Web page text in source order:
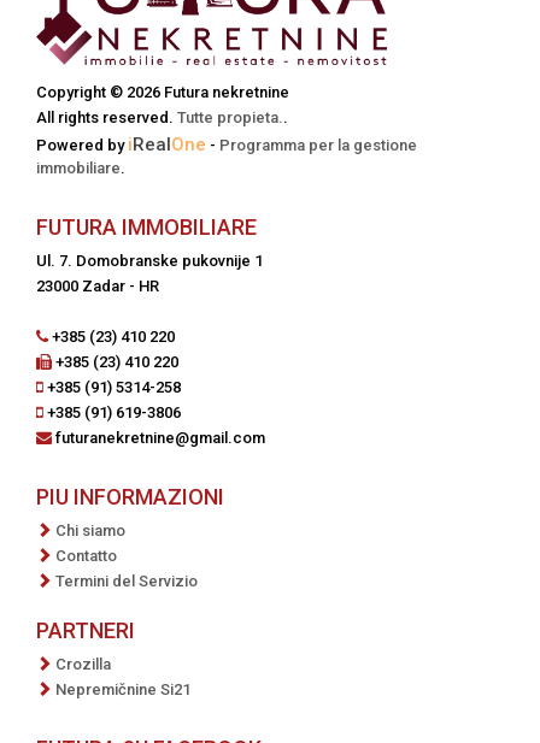
Copyright © 2026 Futura nekretnine
All rights reserved. Tutte propieta..
Powered by iRealOne - Programma per la gestione
immobiliare.
FUTURA IMMOBILIARE
Ul. 7. Domobranske pukovnije 1
23000 Zadar - HR
+385 (23) 410 220
+385 (23) 410 220
+385 (91) 5314-258
+385 (91) 619-3806
futuranekretnine@gmail.com
PIU INFORMAZIONI
Chi siamo
Contatto
Termini del Servizio
PARTNERI
Crozilla
Nepremičnine Si21